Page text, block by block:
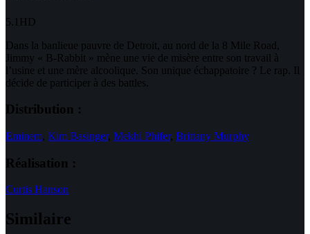
5.1 HD
Dans la banlieue pauvre de Detroit, au nord de la 8 Mile Road,
Jimmy « B-Rabbit » mène une vie de misère entre son travail à
l’usine et une mère alcoolique. Son unique échappatoire ? Le rap. Il
décide de participer à des battles.
Distribution :
Eminem, Kim Basinger, Mekhi Phifer, Brittany Murphy
Réalisation :
Curtis Hanson
Similaire